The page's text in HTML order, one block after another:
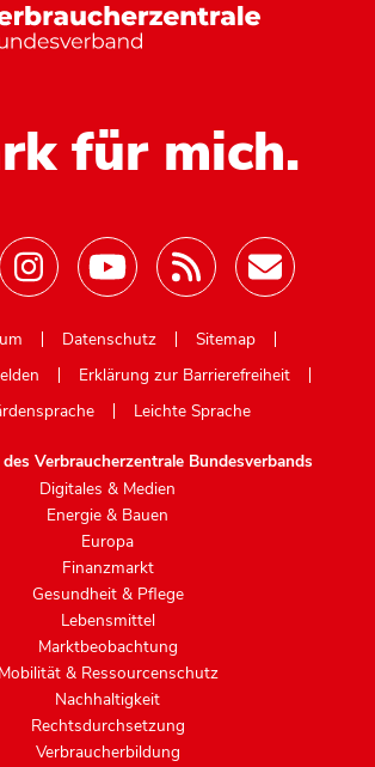
für mich.
Datenschutz
Sitemap
Erklärung zur Barrierefreiheit
Leichte Sprache
Verbraucherzentrale Bundesverbands
Digitales & Medien
Energie & Bauen
Europa
Finanzmarkt
Gesundheit & Pflege
Lebensmittel
Marktbeobachtung
Mobilität & Ressourcenschutz
Nachhaltigkeit
Rechtsdurchsetzung
Verbraucherbildung